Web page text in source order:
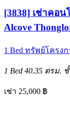
[3838] เช่าคอ
Alcove
1 Bed ทรัพย์โครงก
1 Bed 40.35 ตรม.
เช่า 25,000 ฿